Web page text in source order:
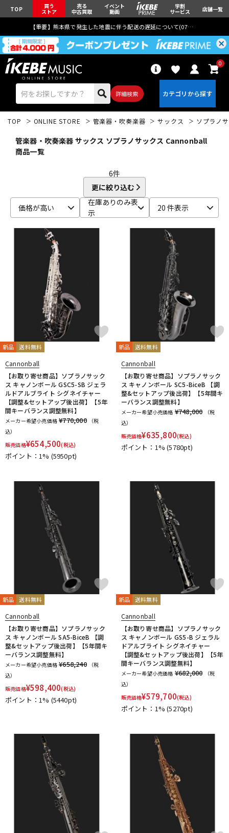
TOP 買う
ストア
売る
中古買取
イベント
動画
学割
サービス 店舗一覧
【重要】熊本県で発生した地震に伴う配送の遅延について(07月29日
詳細検索
0
ベース ウクレレ
ドラム パーカッション
キーボード 電子ピアノ
管楽器 その他楽器
エフェクター
DJ機器 DTM
レコーディング機器
中古 ヴィンテージ
TOP ONLINE STORE 管楽器・吹奏楽器 サックス ソプラノ
管楽器・吹奏楽器 サックス ソプラノサックス Cannonball
商品一覧
6件
更に絞り込む
価格が高い
在庫ありのみ表
示
20 件表示
新品 送料無料
Cannonball
【お取り寄せ商品】ソプラノサック
ス キャノンボール GSC5-SB ジェラ
ルドアルブライト シグネイチャー
【調整&セットアップ後出荷】【5年
間キーバランス調整無料】
メーカー希望小売価格 ¥770,000
（税
込）
販売価格¥654,500(税込)
ポイント：1% (5950pt)
新品 送料無料
Cannonball
【お取り寄せ商品】ソプラノサック
ス キャノンボール SC5-BiceB 【調
整&セットアップ後出荷】【5年間キ
ーバランス調整無料】
メーカー希望小売価格 ¥748,000
（税
込）
販売価格¥635,800(税込)
ポイント：1%(5780pt)
新品 送料無料
Cannonball
【お取り寄せ商品】ソプラノサック
ス キャノンボール SA5-BiceB 【調
整&セットアップ後出荷】【5年間キ
ーバランス調整無料】
メーカー希望小売価格 ¥658,240
（税
込）
販売価格¥598,400(税込)
ポイント：1% (5440pt)
新品 送料無料
Cannonball
【お取り寄せ商品】ソプラノサック
ス キャノンボール GS5-B ジェラル
ドアルブライト シグネイチャー
【調整&セットアップ後出荷】【5年
間キーバランス調整無料】
メーカー希望小売価格 ¥682,000
（税
込）
販売価格¥579,700(税込)
ポイント：1%(5270pt)